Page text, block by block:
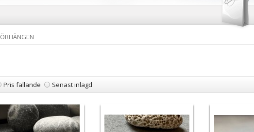
ÖRHÄNGEN
Pris fallande Senast inlagd